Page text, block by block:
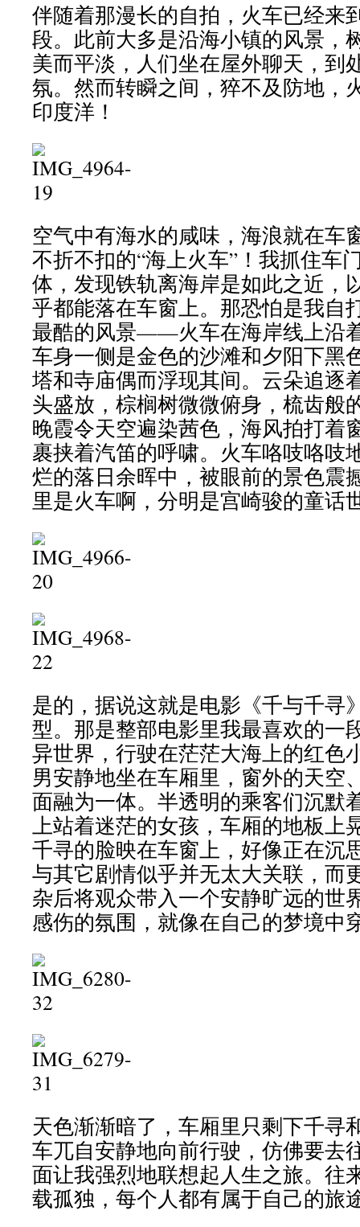
伴随着那漫长的自拍，火车已经来
段。此前大多是沿海小镇的风景，
美而平淡，人们坐在屋外聊天，到
氛。然而转瞬之间，猝不及防地，
印度洋！
空气中有海水的咸味，海浪就在车
不折不扣的“海上火车”！我抓住车
体，发现铁轨离海岸是如此之近，
乎都能落在车窗上。那恐怕是我自
最酷的风景——火车在海岸线上沿
车身一侧是金色的沙滩和夕阳下黑
塔和寺庙偶而浮现其间。云朵追逐
头盛放，棕榈树微微俯身，梳齿般
晚霞令天空遍染茜色，海风拍打着
裹挟着汽笛的呼啸。火车咯吱咯吱
烂的落日余晖中，被眼前的景色震
里是火车啊，分明是宫崎骏的童话
是的，据说这就是电影《千与千寻
型。那是整部电影里我最喜欢的
异世界，行驶在茫茫大海上的红色
男安静地坐在车厢里，窗外的天空
面融为一体。半透明的乘客们沉默
上站着迷茫的女孩，车厢的地板上
千寻的脸映在车窗上，好像正在
与其它剧情似乎并无太大关联，而
杂后将观众带入一个安静旷远的世
感伤的氛围，就像在自己的梦境中
天色渐渐暗了，车厢里只剩下千寻
车兀自安静地向前行驶，仿佛要去
面让我强烈地联想起人生之旅。往
载孤独，每个人都有属于自己的